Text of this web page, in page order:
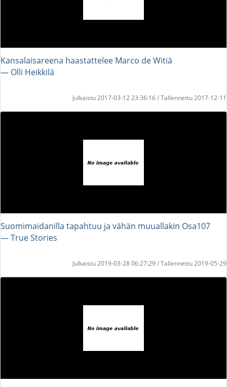
Kansalaisareena haastattelee Marco de Witiä
― Olli Heikkilä
Julkaistu 2017-03-12 23:36:16 / Tallennettu 2017-12-11
Suomimaidanilla tapahtuu ja vähän muuallakin Osa107
― True Stories
Julkaistu 2019-03-28 06:27:29 / Tallennettu 2019-05-29